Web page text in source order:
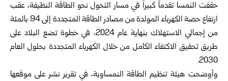
حققت النمسا تقدماً كبيراً في مسار التحول نحو الطاقة النظيفة، عقب
ارتفاع حصة الكهرباء المولدة من مصادر الطاقة المتجددة إلى 94 بالمئة
من إجمالي الاستهلاك بنهاية عام 2024، في خطوة تضع البلاد على
طريق تحقيق الاكتفاء الكامل من خلال الكهرباء المتجددة بحلول العام
2030.
وأوضحت هيئة تنظيم الطاقة النمساوية، في تقرير نشر على موقعها